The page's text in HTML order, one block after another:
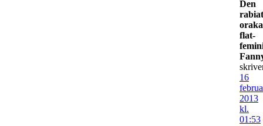
Den
flat-
16
2013
kl.
01:53